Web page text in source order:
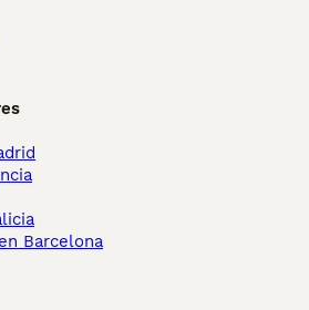
Barcelona